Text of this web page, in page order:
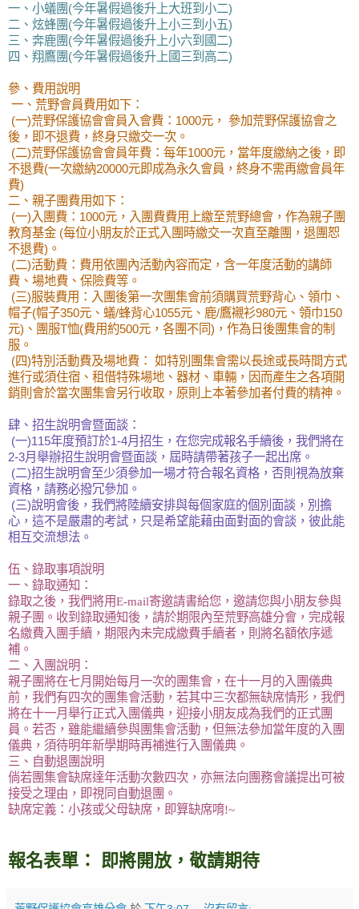
一、小蟻團(今年暑假過後升上大班到小二)
二、炫蜂團(今年暑假過後升上小三到小五)
三、奔鹿團(今年暑假過後升上小六到國二)
四、翔鷹團(今年暑假過後升上國三到高二)
參、費用說明
一、荒野會員費用如下：
(一)荒野保護協會會員入會費：1000元， 參加荒野保護協會之
後，即不退費，終身只繳交一次。
(二)荒野保護協會會員年費：每年1000元，當年度繳納之後，即
不退費(一次繳納20000元即成為永久會員，終身不需再繳會員年
費)
二、親子團費用如下：
(一)入團費：1000元，入團費費用上繳至荒野總會，作為親子團
教育基金 (每位小朋友於正式入團時繳交一次直至離團，退團恕
不退費)。
(二)活動費：費用依團內活動內容而定，含一年度活動的講師
費、場地費、保險費等。
(三)服裝費用：入團後第一次團集會前須購買荒野背心、領巾、
帽子(帽子350元、蟻/蜂背心1055元、鹿/鷹襯衫980元、領巾150
元)、團服T恤(費用約500元，各團不同)，作為日後團集會的制
服。
(四)特別活動費及場地費： 如特別團集會需以長途或長時間方式
進行或須住宿、租借特殊場地、器材、車輛，因而產生之各項開
銷則會於當次團集會另行收取，原則上本著參加者付費的精神。
肆、招生說明會暨面談：
(一)115年度預訂於1-4月招生，在您完成報名手續後，我們將在
2-3月舉辦招生說明會暨面談，屆時請帶著孩子一起出席。
(二)招生說明會至少須參加一場才符合報名資格，否則視為放棄
資格，請務必撥冗參加。
(三)說明會後，我們將陸續安排與每個家庭的個別面談，別擔
心，這不是嚴肅的考試，只是希望能藉由面對面的會談，彼此能
相互交流想法。
伍、錄取事項說明
一、錄取通知：
錄取之後，我們將用E-mail寄邀請書給您，邀請您與小朋友參與
親子團。收到錄取通知後，請於期限內至荒野高雄分會，完成報
名繳費入團手續，期限內未完成繳費手續者，則將名額依序遞
補。
二、入團說明：
親子團將在七月開始每月一次的團集會，在十一月的入團儀典
前，我們有四次的團集會活動，若其中三次都無缺席情形，我們
將在十一月舉行正式入團儀典，迎接小朋友成為我們的正式團
員。若否，雖能繼續參與團集會活動，但無法參加當年度的入團
儀典，須待明年新學期時再補進行入團儀典。
三、自動退團說明
倘若團集會缺席達年活動次數四次，亦無法向團務會議提出可被
接受之理由，即視同自動退團。
缺席定義：小孩或父母缺席，即算缺席唷!~
報名表單： 即將開放，敬請期待